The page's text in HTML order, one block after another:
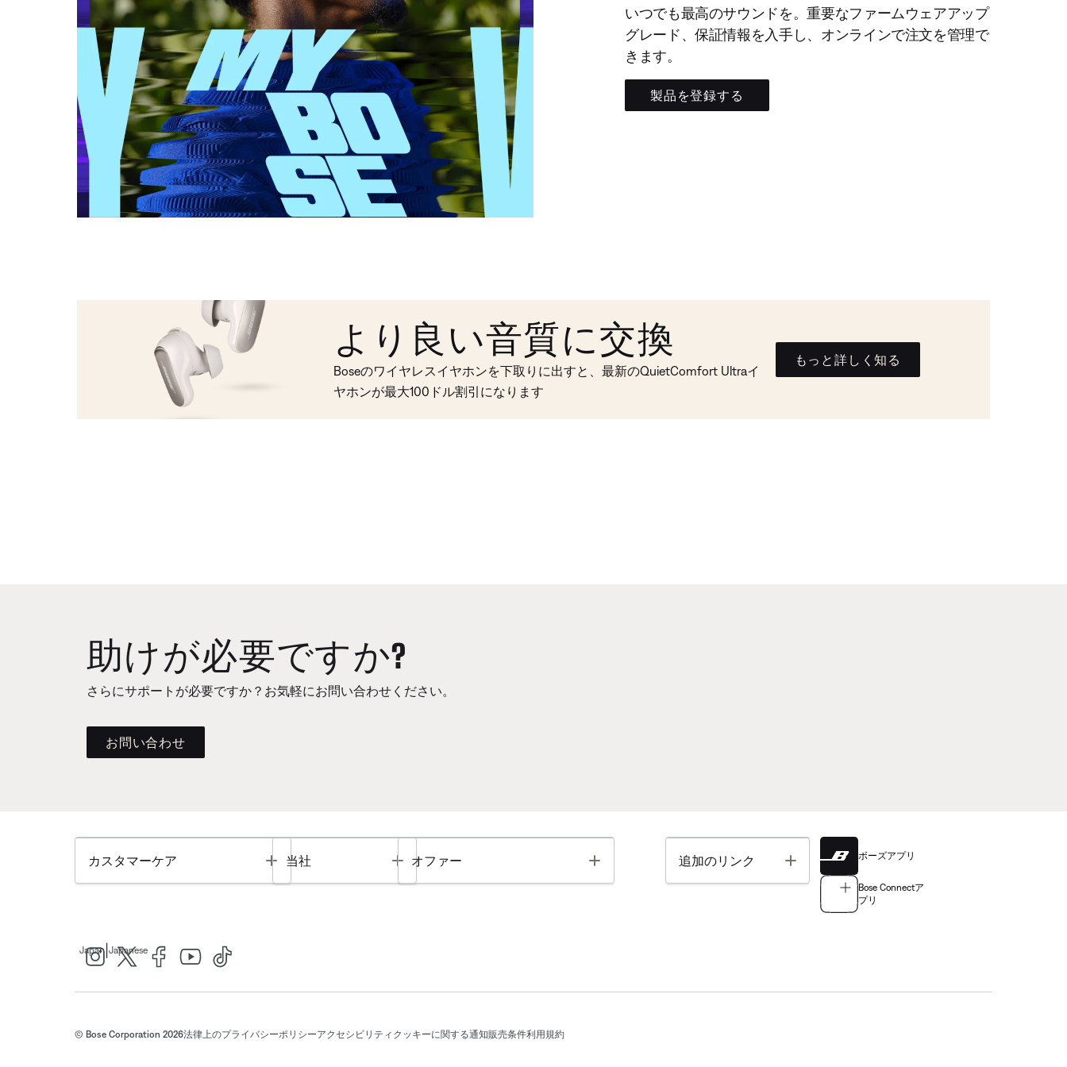
いつでも最高のサウンドを。重要なファームウェアアップ
グレード、保証情報を入手し、オンラインで注文を管理で
きます。
製品を登録する
より良い音質に交換
Boseのワイヤレスイヤホンを下取りに出すと、最新のQuietComfort Ultraイ
ヤホンが最大100ドル割引になります
もっと詳しく知る
助けが必要ですか?
さらにサポートが必要ですか？お気軽にお問い合わせください。
お問い合わせ
カスタマーケア Toggle
当社 Toggle
オファー Toggle 追加のリンク Toggle ボーズアプリ
Bose Connectア
プリ
Japan Japanese
© Bose Corporation 2026法律上のプライバシーポリシーアクセシビリティ クッキーに関する通知販売条件利用規約